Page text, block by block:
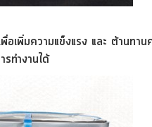
พื่อเพิ่มความแข็งแรง และ ต้านท
ทำงานได้